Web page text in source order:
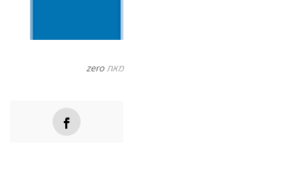
מאתzero